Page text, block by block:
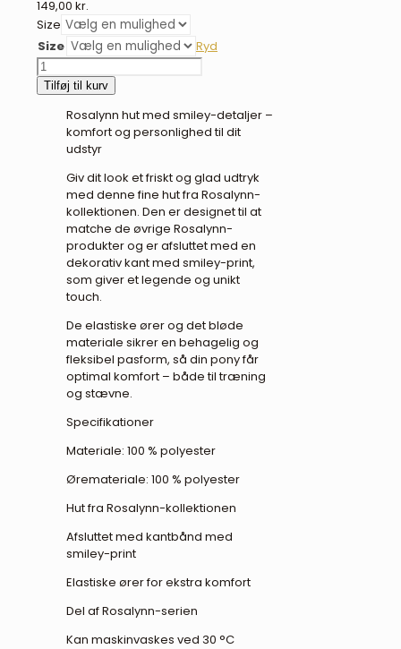
149,00 kr.
Size
Size
Ryd
QHP
Rosalynn
hut
Tilføj til kurv
Rosalynn hut med smiley-detaljer –
komfort og personlighed til dit
udstyr
Giv dit look et friskt og glad udtryk
med denne fine hut fra Rosalynn-
kollektionen. Den er designet til at
matche de øvrige Rosalynn-
produkter og er afsluttet med en
dekorativ kant med smiley-print,
som giver et legende og unikt
touch.
De elastiske ører og det bløde
materiale sikrer en behagelig og
fleksibel pasform, så din pony får
optimal komfort – både til træning
og stævne.
Specifikationer
Materiale: 100 % polyester
Øremateriale: 100 % polyester
Hut fra Rosalynn-kollektionen
Afsluttet med kantbånd med
smiley-print
Elastiske ører for ekstra komfort
Del af Rosalynn-serien
Kan maskinvaskes ved 30 °C